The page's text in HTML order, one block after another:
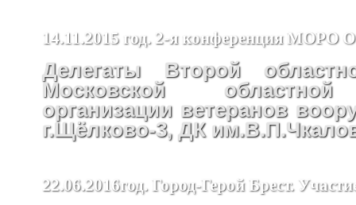
14.11.2015 год. 2-я конференция
Делегаты Второй
Московской областной
организации ветеранов
г.Щёлково-3, ДК
22.06.2016год. Город-Герой Брест.